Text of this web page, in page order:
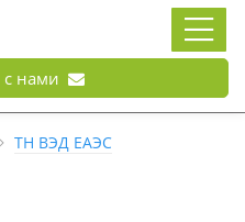
с нами
ТН ВЭД ЕАЭС